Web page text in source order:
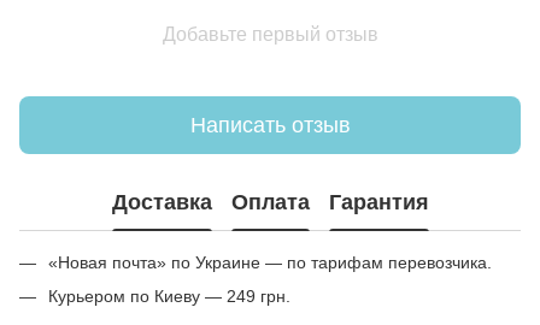
Добавьте первый отзыв
Написать отзыв
Доставка Оплата Гарантия
«Новая почта» по Украине — по тарифам перевозчика.
Курьером по Киеву — 249 грн.